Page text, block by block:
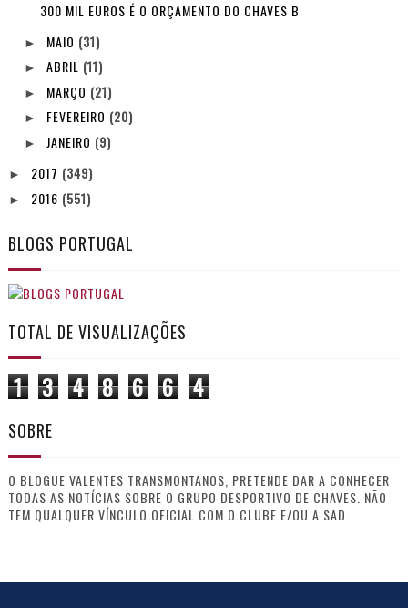
300 MIL EUROS É O ORÇAMENTO DO CHAVES B
► MAIO (31)
► ABRIL (11)
► MARÇO (21)
► FEVEREIRO (20)
► JANEIRO (9)
► 2017 (349)
► 2016 (551)
BLOGS PORTUGAL
TOTAL DE VISUALIZAÇÕES
1 3 4 8 6 6 4
SOBRE
O BLOGUE VALENTES TRANSMONTANOS, PRETENDE DAR A CONHECER
TODAS AS NOTÍCIAS SOBRE O GRUPO DESPORTIVO DE CHAVES. NÃO
TEM QUALQUER VÍNCULO OFICIAL COM O CLUBE E/OU A SAD.